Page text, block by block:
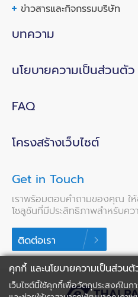
ข่าวสารและกิจกรรมบริษัท
บทความ
นโยบายความเป็นส่วนตัว
FAQ
โครงสร้างเว็บไซต์
Get in Touch
เราพร้อมตอบคำถามของคุณ ใ
โซลูชันที่มีประสิทธิภาพสำหรับค
ติดต่อเรา
คุกกี้ และนโยบายความเป็นส่วนตั
เว็บไซต์นี้ใช้คุกกี้เพื่อวัตถุประสงค์ใน